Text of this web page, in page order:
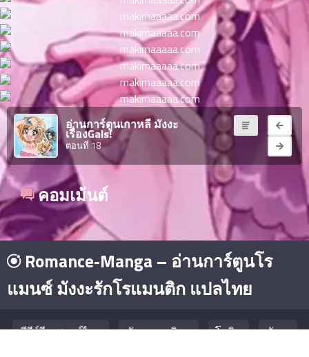
อ่านการ์ตูนเกาหลี มังงะ
เรื่องGals!
ตอนที่ 18
คอมเม้นต์
ที่
ม
15
ตอน
ที่
ม
16
ตอน
ที่
ม
17
ตอน
ที่
ม
18
ตอน
ม
ตอน
Romance-Manga – อ่านการ์ตูนโร
แมนซ์ มังงะรักโรแมนติก แปลไทย
ซีรีย์จีน พากย์ไทย มังงะยอดนิยม โดจิน มังงะ